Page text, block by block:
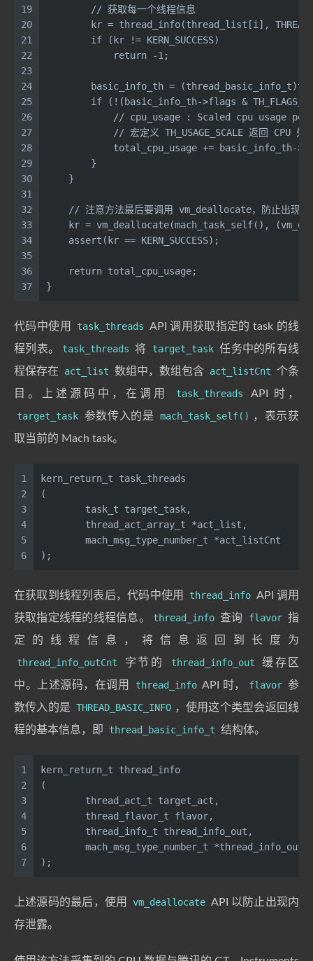
19
20
21
22
23
24
25
26
27
28
29
30
31
32
33
34
35
36
37
        // 获取每一个线程信息
kr = thread_info(thread_list[i],
        if (kr != KERN_SUCCESS)
            return -1;
basic_info_th =
if (!(basic_info_th->flags &
// cpu_usage : Scaled cpu usage
// 宏定义 TH_USAGE_SCALE 返回 CPU 处
total_cpu_usage += basic_info_th-
        }
    }
// 注意方法最后要调用 vm_deallocate，防止出现内
kr = vm_deallocate(mach_task_self(),
    assert(kr == KERN_SUCCESS);
    return total_cpu_usage;
}
代码中使用 task_threads API 调用获取指定的 task 的线
程列表。
task_threads 将 target_task 任务中的所有线
程保存在
act_list 数组中，数组包含 act_listCnt 个条
目。上述源码中，在调用
task_threads
API 时，
target_task
参数传入的是 mach_task_self()
，表示获
取当前的 Mach task。
1
2
3
4
5
6
kern_return_t task_threads
(
	task_t target_task,
	thread_act_array_t *act_list,
	mach_msg_type_number_t *act_listCnt
);
在获取到线程列表后，代码中使用 thread_info API 调用
获取指定线程的线程信息。
thread_info 查询 flavor 指
定的线程信息，将信息返回到长度为
thread_info_outCnt
字节的 thread_info_out
缓存区
中。上述源码，在调用
thread_info API 时， flavor 参
数传入的是 THREAD_BASIC_INFO ，使用这个类型会返回线
程的基本信息，即
thread_basic_info_t 结构体。
1
2
3
4
5
6
7
kern_return_t thread_info
(
	thread_act_t target_act,
	thread_flavor_t flavor,
	thread_info_t thread_info_out,
mach_msg_type_number_t
);
上述源码的最后，使用 vm_deallocate API 以防止出现内
存泄露。